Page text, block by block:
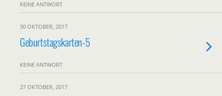
KEINE ANTWORT
30 OKTOBER, 2017
Geburtstagskarten-5
KEINE ANTWORT
27 OKTOBER, 2017